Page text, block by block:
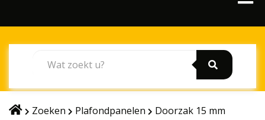
Zoeken Plafondpanelen Doorzak 15 mm